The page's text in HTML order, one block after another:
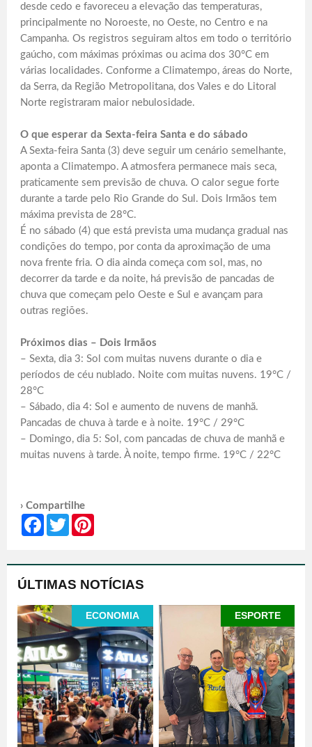
desde cedo e favoreceu a elevação das temperaturas,
principalmente no Noroeste, no Oeste, no Centro e na
Campanha. Os registros seguiram altos em todo o território
gaúcho, com máximas próximas ou acima dos 30°C em
várias localidades. Conforme a Climatempo, áreas do Norte,
da Serra, da Região Metropolitana, dos Vales e do Litoral
Norte registraram maior nebulosidade.
O que esperar da Sexta-feira Santa e do sábado
A Sexta-feira Santa (3) deve seguir um cenário semelhante,
aponta a Climatempo. A atmosfera permanece mais seca,
praticamente sem previsão de chuva. O calor segue forte
durante a tarde pelo Rio Grande do Sul. Dois Irmãos tem
máxima prevista de 28°C.
É no sábado (4) que está prevista uma mudança gradual nas
condições do tempo, por conta da aproximação de uma
nova frente fria. O dia ainda começa com sol, mas, no
decorrer da tarde e da noite, há previsão de pancadas de
chuva que começam pelo Oeste e Sul e avançam para
outras regiões.
Próximos dias – Dois Irmãos
– Sexta, dia 3: Sol com muitas nuvens durante o dia e
períodos de céu nublado. Noite com muitas nuvens. 19°C /
28°C
– Sábado, dia 4: Sol e aumento de nuvens de manhã.
Pancadas de chuva à tarde e à noite. 19°C / 29°C
– Domingo, dia 5: Sol, com pancadas de chuva de manhã e
muitas nuvens à tarde. À noite, tempo firme. 19°C / 22°C
› Compartilhe
Facebook
Twitter
ÚLTIMAS NOTÍCIAS
ECONOMIA ESPORTE